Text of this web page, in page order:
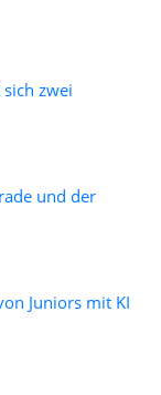
zwei
und der
Juniors mit KI